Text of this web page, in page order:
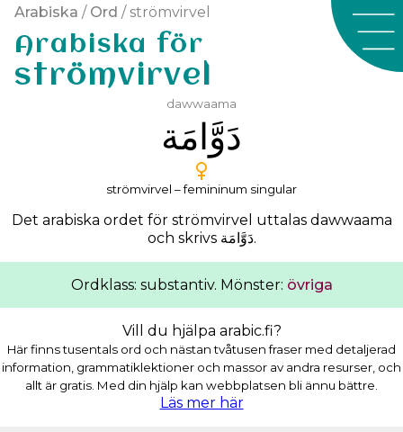
Arabiska / Ord / strömvirvel
Arabiska för
strömvirvel
dawwaama
ﺩَﻭَّﺍﻣَﺔ
strömvirvel – femininum singular
Det arabiska ordet för strömvirvel uttalas dawwaama
och skrivs ﺩَﻭَّﺍﻣَﺔ.
Ordklass: substantiv. Mönster: övriga
Vill du hjälpa arabic.fi?
Här finns tusentals ord och nästan tvåtusen fraser med detaljerad
information, grammatiklektioner och massor av andra resurser, och
allt är gratis. Med din hjälp kan webbplatsen bli ännu bättre.
Läs mer här